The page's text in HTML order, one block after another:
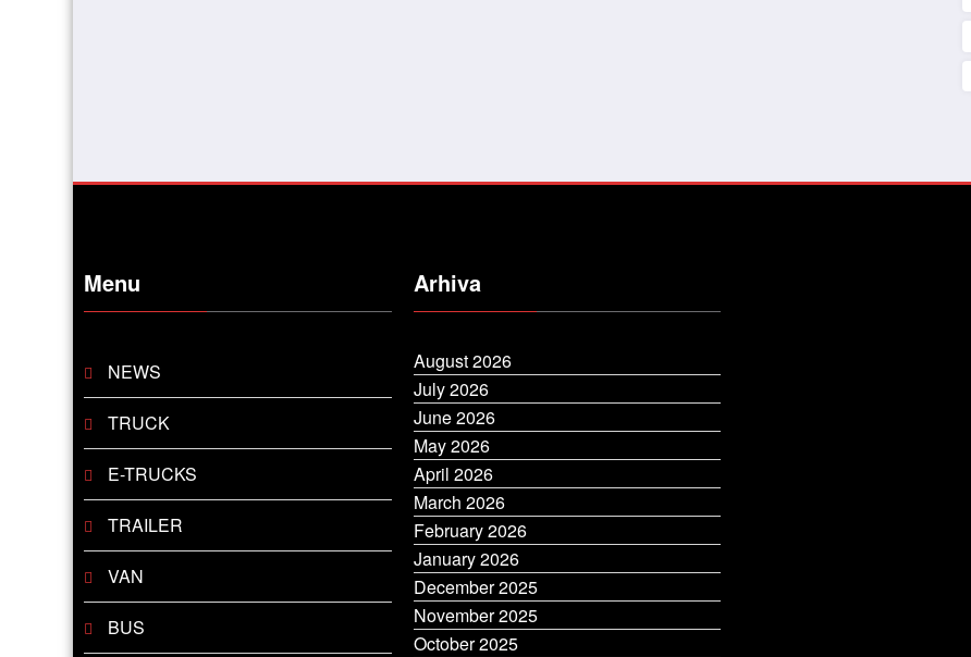
Menu
NEWS
TRUCK
E-TRUCKS
TRAILER
VAN
BUS
Arhiva
August 2026
July 2026
June 2026
May 2026
April 2026
March 2026
February 2026
January 2026
December 2025
November 2025
October 2025